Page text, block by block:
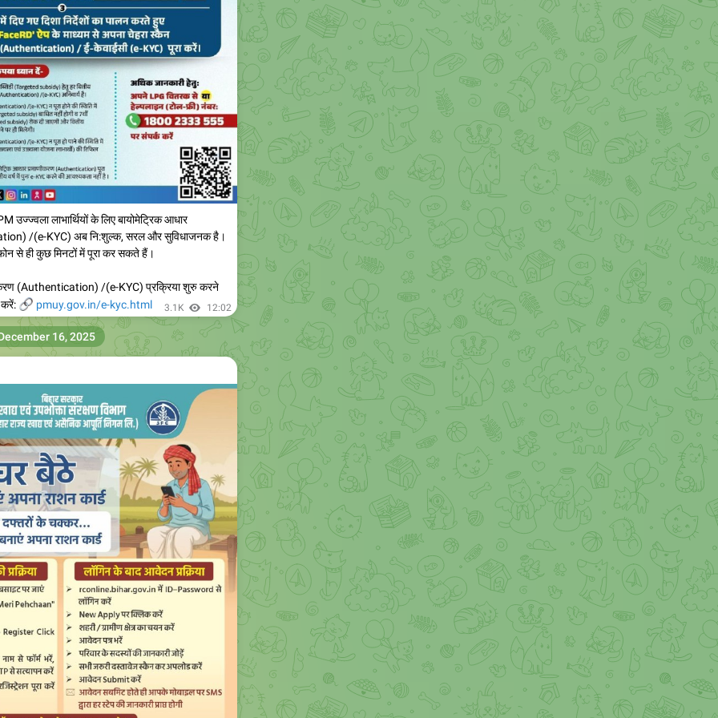
उज्ज्वला लाभार्थियों के लिए बायोमेट्रिक आधार
/(e-KYC) अब नि:शुल्क, सरल और सुविधाजनक है।
से ही कुछ मिनटों में पूरा कर सकते हैं।
(Authentication) /(e-KYC) प्रक्रिया शुरु करने
16, 2025